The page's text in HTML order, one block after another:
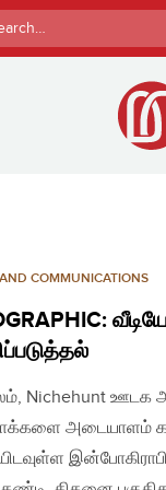
COMMUNICATIONS
Nichehunt
அடையாளம்